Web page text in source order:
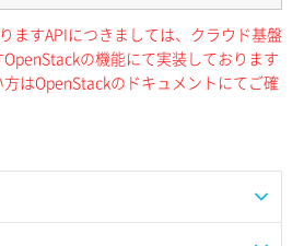
ますAPIにつきましては、クラウド基盤
の機能にて実装しております
はOpenStackのドキュメントにてご確